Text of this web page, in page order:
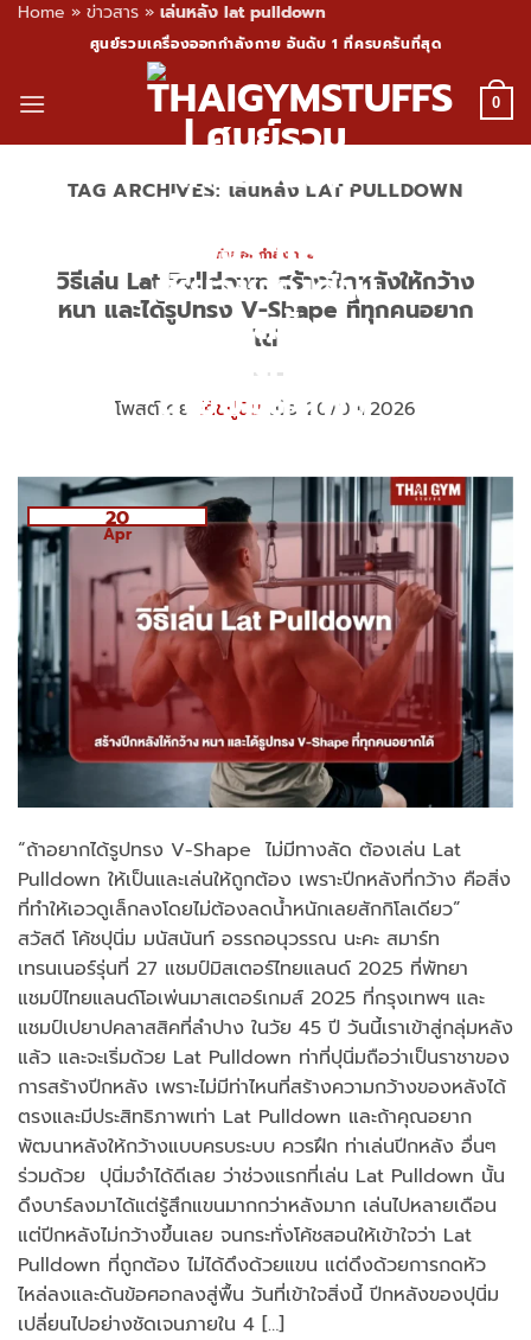
Home » ข่าวสาร » เล่นหลัง lat pulldown
content
ศูนย์รวมเครื่องออกกำลังกาย อันดับ 1 ที่ครบครันที่สุด
0
TAG ARCHIVES: เล่นหลัง LAT PULLDOWN
ท่าออกกำลังกาย
วิธีเล่น Lat Pulldown สร้างปีกหลังให้กว้าง
หนา และได้รูปทรง V-Shape ที่ทุกคนอยาก
ได้
โพสต์โดย โค้ชปูนิ่ม เมื่อ 20/04/2026
20
Apr
“ถ้าอยากได้รูปทรง V-Shape ไม่มีทางลัด ต้องเล่น Lat
Pulldown ให้เป็นและเล่นให้ถูกต้อง เพราะปีกหลังที่กว้าง คือสิ่ง
ที่ทำให้เอวดูเล็กลงโดยไม่ต้องลดน้ำหนักเลยสักกิโลเดียว”
สวัสดี โค้ชปุนิ่ม มนัสนันท์ อรรถอนุวรรณ นะคะ สมาร์ท
เทรนเนอร์รุ่นที่ 27 แชมป์มิสเตอร์ไทยแลนด์ 2025 ที่พัทยา
แชมป์ไทยแลนด์โอเพ่นมาสเตอร์เกมส์ 2025 ที่กรุงเทพฯ และ
แชมป์เปยาปคลาสสิคที่ลำปาง ในวัย 45 ปี วันนี้เราเข้าสู่กลุ่มหลัง
แล้ว และจะเริ่มด้วย Lat Pulldown ท่าที่ปุนิ่มถือว่าเป็นราชาของ
การสร้างปีกหลัง เพราะไม่มีท่าไหนที่สร้างความกว้างของหลังได้
ตรงและมีประสิทธิภาพเท่า Lat Pulldown และถ้าคุณอยาก
พัฒนาหลังให้กว้างแบบครบระบบ ควรฝึก ท่าเล่นปีกหลัง อื่นๆ
ร่วมด้วย ปุนิ่มจำได้ดีเลย ว่าช่วงแรกที่เล่น Lat Pulldown นั้น
ดึงบาร์ลงมาได้แต่รู้สึกแขนมากกว่าหลังมาก เล่นไปหลายเดือน
แต่ปีกหลังไม่กว้างขึ้นเลย จนกระทั่งโค้ชสอนให้เข้าใจว่า Lat
Pulldown ที่ถูกต้อง ไม่ได้ดึงด้วยแขน แต่ดึงด้วยการกดหัว
ไหล่ลงและดันข้อศอกลงสู่พื้น วันที่เข้าใจสิ่งนี้ ปีกหลังของปุนิ่ม
เปลี่ยนไปอย่างชัดเจนภายใน 4 […]